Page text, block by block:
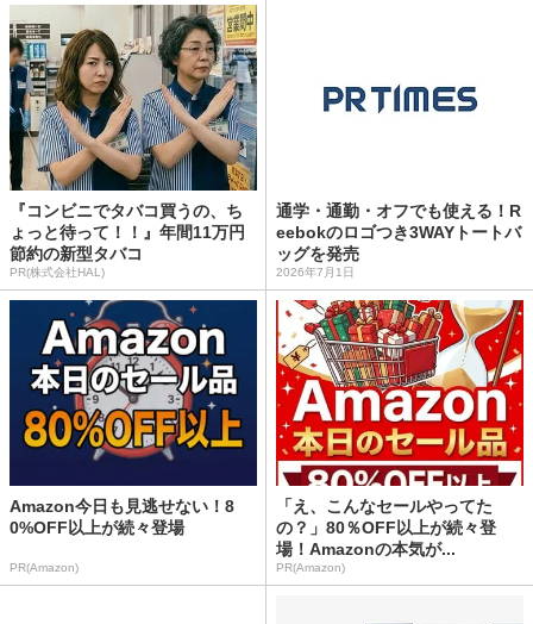
『コンビニでタバコ買うの、ち
ょっと待って！！』年間11万円
節約の新型タバコ
PR(株式会社HAL)
通学・通勤・オフでも使える！R
eebokのロゴつき3WAYトートバ
ッグを発売
2026年7月1日
Amazon今日も見逃せない！8
0%OFF以上が続々登場
PR(Amazon)
「え、こんなセールやってた
の？」80％OFF以上が続々登
場！Amazonの本気が...
PR(Amazon)